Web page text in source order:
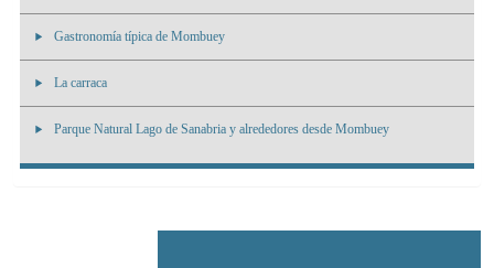
Gastronomía típica de Mombuey
La carraca
Parque Natural Lago de Sanabria y alrededores desde Mombuey